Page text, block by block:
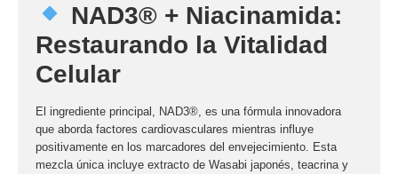
NAD3® + Niacinamida:
Restaurando la Vitalidad
Celular
El ingrediente principal, NAD3® , es una fórmula innovadora
que aborda factores cardiovasculares mientras influye
positivamente en los marcadores del envejecimiento. Esta
mezcla única incluye extracto de Wasabi japonés teacrina y